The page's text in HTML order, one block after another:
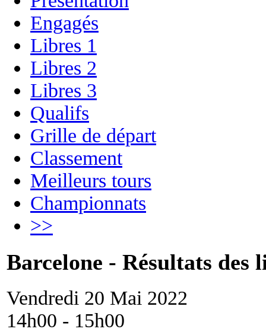
Engagés
Libres 1
Libres 2
Libres 3
Qualifs
Grille de départ
Classement
Meilleurs tours
Championnats
>>
Barcelone - Résultats des
Vendredi 20 Mai 2022
14h00 - 15h00